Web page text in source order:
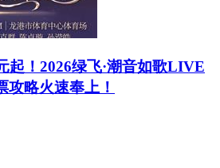
起！2026绿飞·潮音如歌LIVE
攻略火速奉上！